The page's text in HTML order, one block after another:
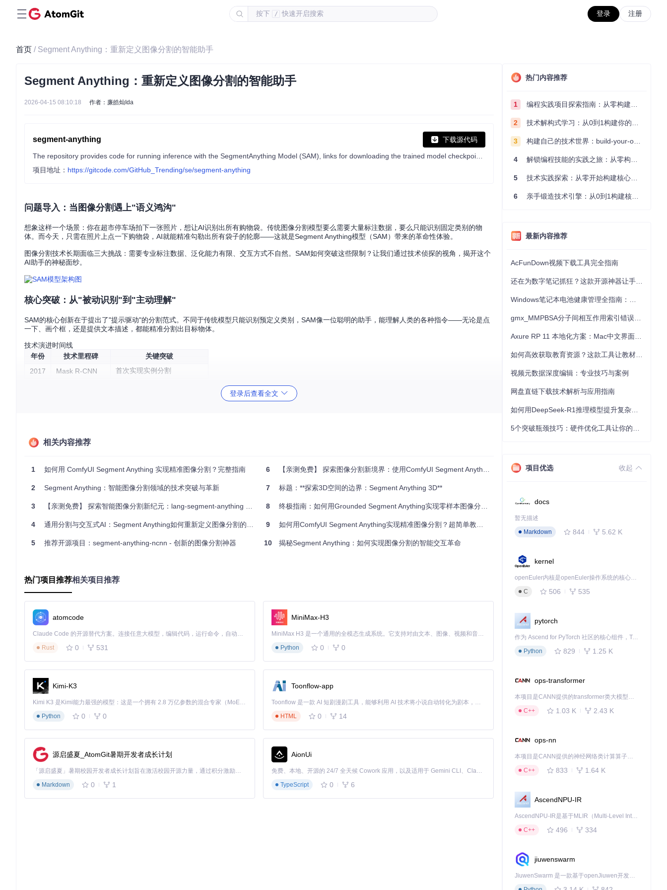
按下 / 快速开启搜索 登录 注册
首页 / Segment Anything：重新定义图像分割的智能助手
Segment Anything：重新定义图像分割的智能助手
2026-04-15 08:10:18 作者：廉皓灿Ida
segment-anything 下载源代码
项目地址： https://gitcode.com/GitHub_Trending/se/segment-anything
问题导入：当图像分割遇上"语义鸿沟"
想象这样一个场景：你在超市停车场拍下一张照片，想让AI识别出所有购物袋。传统图像分割模型要么需要大量标注数据，要么只能识别固定类别的物
体。而今天，只需在照片上点一下购物袋，AI就能精准勾勒出所有袋子的轮廓——这就是Segment Anything模型（SAM）带来的革命性体验。
图像分割技术长期面临三大挑战：需要专业标注数据、泛化能力有限、交互方式不自然。SAM如何突破这些限制？让我们通过技术侦探的视角，揭开这个
AI助手的神秘面纱。
核心突破：从"被动识别"到"主动理解"
SAM的核心创新在于提出了"提示驱动"的分割范式。不同于传统模型只能识别预定义类别，SAM像一位聪明的助手，能理解人类的各种指令——无论是点
一下、画个框，还是提供文本描述，都能精准分割出目标物体。
技术演进时间线
年份
技术里程碑
关键突破
2017
Mask R-CNN
首次实现实例分割
学习通用视觉表示，再通过提示编码器将用户指令转化为模型可理解的语言。
当AI学会"看"世界：图像编码器
es，通过混合注意力机制兼顾局部细节和全局上下文。
self
(depth):
        num_heads=num_heads,
# 关键创新：部分层使用全局注意力
        window_size=window_size
    )
self
当AI学会"听"指令：提示编码器
"positional_encoding_gaussian_matrix"
    scale * torch.randn((
当AI学会"动手"：掩码解码器
掩码解码器就像AI的"巧手"，能结合图像特征和提示特征生成精确掩码。它会输出多个候选结果并打分，让用户选择最优解——这就是动态掩码生成机制
的魅力。
实战验证：从实验室到生产线
实验一：自动商品清点
登录后查看全文
相关内容推荐
1 如何用 ComfyUI Segment Anything 实现精准图像分割？完整指南
2 Segment Anything：智能图像分割领域的技术突破与革新
3 【亲测免费】 探索智能图像分割新纪元：lang-segment-anything 项目推荐
4 通用分割与交互式AI：Segment Anything如何重新定义图像分割的未来
5 推荐开源项目：segment-anything-ncnn - 创新的图像分割神器
6 【亲测免费】 探索图像分割新境界：使用ComfyUI Segment Anything
7 标题：**探索3D空间的边界：Segment Anything 3D**
8 终极指南：如何用Grounded Segment Anything实现零样本图像分割与自动标注
9 如何用ComfyUI Segment Anything实现精准图像分割？超简单教程来啦 🚀
10 揭秘Segment Anything：如何实现图像分割的智能交互革命
热门项目推荐相关项目推荐
atomcode
Claude Code 的开源替代方案。连接任意大模型，编辑代码，运行命令，自动验证 — 全自动执行。用 Rust 构建，极致性能。 ｜ An open-source alternative to Claude Code. Connect any LLM, edit code, run commands, and verify changes — autonomously. Built in Rust for speed. Get Started
Rust
0 531
MiniMax-H3
MiniMax H3 是一个通用的全模态生成系统。它支持对由文本、图像、视频和音频组成的多模态上下文进行统一理解，并能生成分辨率高达 2K、时长可达 15 秒的带原生立体声音频的视频。得益于面向任务泛化的系统设计，H3 在预训练阶段就已具备广泛的多模态上下文理解与生成能力，能够出色地执行复杂的多模态指令。
Python
0 0
Kimi-K3
Kimi K3 是Kimi能力最强的模型：这是一个拥有 2.8 万亿参数的混合专家（MoE）模型，具备原生视觉理解能力，并支持 100 万 token 的上下文窗口。
Python
0 0
Toonflow-app
Toonflow 是一款 AI 短剧漫剧工具，能够利用 AI 技术将小说自动转化为剧本，并结合 AI 生成的图片和视频，实现高效的短剧创作。借助 Toonflow，可以轻松完成从文字到影像的全流程，让短剧制作变得更加智能与便捷。
HTML
0 14
源启盛夏_AtomGit暑期开发者成长计划
「源启盛夏」暑期校园开发者成长计划旨在激活校园开源力量，通过积分激励、认证扶持、资源倾斜等形式，引导高校组织和开发者完成「入驻 — 建项目 — 做贡献 — 获认证 — 得资源」的完整闭环。无论你是想带领社团入驻平台的组织者，还是希望用代码贡献证明自己的开发者，都能在这里找到属于你的成长路径。
Markdown
0 1
AionUi
免费、本地、开源的 24/7 全天候 Cowork 应用，以及适用于 Gemini CLI、Claude Code、Codex、OpenCode、Qwen Code、Goose CLI、Auggie 等的 OpenClaw | 🌟 喜欢就点star吧
TypeScript
0 6
热门内容推荐
1 编程实践项目探索指南：从零构建技术能力体系
2 技术解构式学习：从0到1构建你的编程知识体系
3 构建自己的技术世界：build-your-own-x项目的实践探索指南
4 解锁编程技能的实践之旅：从零构建你的技术世界
5 技术实践探索：从零开始构建核心系统的实践指南
6 亲手锻造技术引擎：从0到1构建核心系统的实践指南
最新内容推荐
AcFunDown视频下载工具完全指南
视频元数据深度编辑：专业技巧与案例
网盘直链下载技术解析与应用指南
项目优选 收起
docs
暂无描述
Markdown
844 5.62 K
kernel
openEuler内核是openEuler操作系统的核心，既是系统性能与稳定性的基石，也是连接处理器、设备与服务的桥梁。
C
506 535
pytorch
作为 Ascend for PyTorch 社区的核心组件，TorchNPU 是昇腾专为 PyTorch 打造的深度学习适配插件，使 PyTorch 框架能够直接调用昇腾 NPU，为开发者提供昇腾 AI 处理器的超强算力。
Python
829 1.25 K
ops-transformer
本项目是CANN提供的transformer类大模型算子库，实现网络在NPU上加速计算。
C++
1.03 K 2.43 K
ops-nn
本项目是CANN提供的神经网络类计算算子库，实现网络在NPU上加速计算。
C++
833 1.64 K
AscendNPU-IR
AscendNPU-IR是基于MLIR（Multi-Level Intermediate Representation）构建的，面向昇腾亲和算子编译时使用的中间表示，提供昇腾完备表达能力，通过编译优化提升昇腾AI处理器计算效率，支持通过生态框架使能昇腾AI处理器与深度调优
C++
496 334
jiuwenswarm
JiuwenSwarm 是一款基于openJiuwen开发的智能AI Agent，它能够将大语言模型的强大能力，通过你日常使用的各类通讯应用，直接延伸至你的指尖。